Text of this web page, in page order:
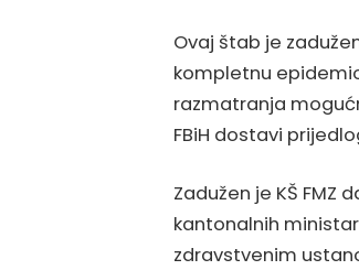
Ovaj štab je
kompletnu
razmatranja
FBiH dostavi
Zadužen je KŠ FMZ
kantonalnih
zdravstvenim